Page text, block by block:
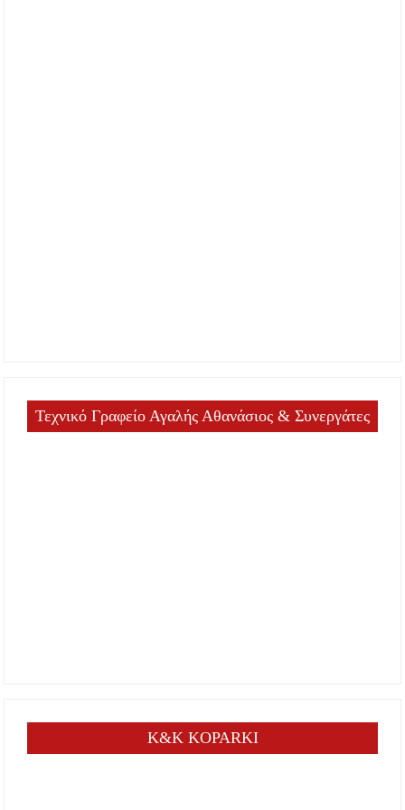
Τεχνικό Γραφείο Αγαλής Αθανάσιος & Συνεργάτες
K&K KOPARKI